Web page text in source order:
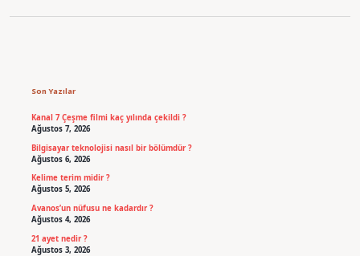
Son Yazılar
Kanal 7 Çeşme filmi kaç yılında çekildi ?
Ağustos 7, 2026
Bilgisayar teknolojisi nasıl bir bölümdür ?
Ağustos 6, 2026
Kelime terim midir ?
Ağustos 5, 2026
Avanos’un nüfusu ne kadardır ?
Ağustos 4, 2026
21 ayet nedir ?
Ağustos 3, 2026